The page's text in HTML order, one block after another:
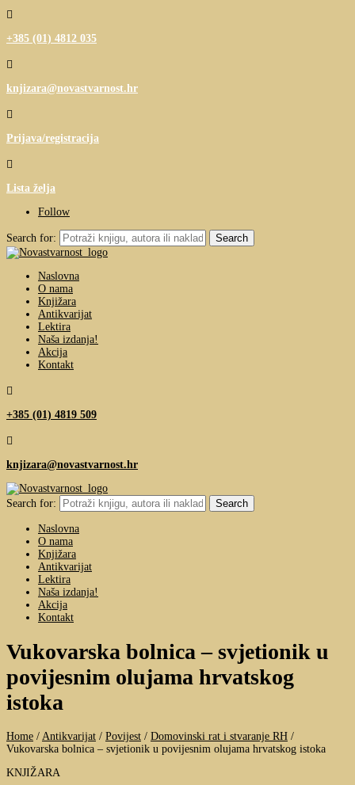

+385 (01) 4812 035

knjizara@novastvarnost.hr

Prijava/registracija

Lista želja
Follow
Search for:
Naslovna
O nama
Knjižara
Antikvarijat
Lektira
Naša izdanja!
Akcija
Kontakt

+385 (01) 4819 509

knjizara@novastvarnost.hr
Search for:
Naslovna
O nama
Knjižara
Antikvarijat
Lektira
Naša izdanja!
Akcija
Kontakt
Vukovarska bolnica – svjetionik u
povijesnim olujama hrvatskog
istoka
Home / Antikvarijat / Povijest / Domovinski rat i stvaranje RH /
Vukovarska bolnica – svjetionik u povijesnim olujama hrvatskog istoka
KNJIŽARA